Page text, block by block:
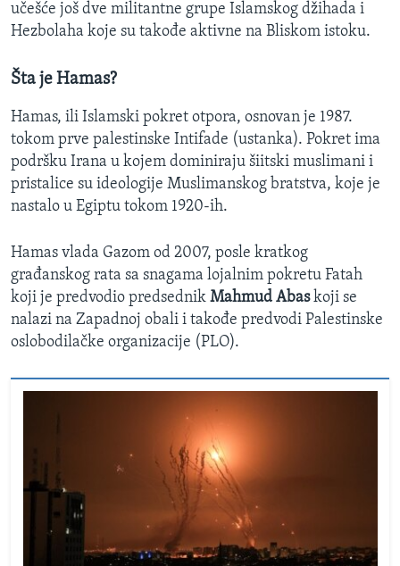
učešće još dve militantne grupe Islamskog džihada i
Hezbolaha koje su takođe aktivne na Bliskom istoku.
Šta je Hamas?
Hamas, ili Islamski pokret otpora, osnovan je 1987.
tokom prve palestinske Intifade (ustanka). Pokret ima
podršku Irana u kojem dominiraju šiitski muslimani i
pristalice su ideologije Muslimanskog bratstva, koje je
nastalo u Egiptu tokom 1920-ih.
Hamas vlada Gazom od 2007, posle kratkog
građanskog rata sa snagama lojalnim pokretu Fatah
koji je predvodio predsednik Mahmud Abaskoji se
nalazi na Zapadnoj obali i takođe predvodi Palestinske
oslobodilačke organizacije (PLO).